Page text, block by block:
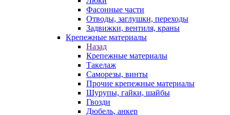
Фасонные части
Отводы, заглушки, переходы
Задвижки, вентиля, краны
Крепежные материалы
Назад
Крепежные материалы
Такелаж
Саморезы, винты
Прочие крепежные материалы
Шурупы, гайки, шайбы
Гвозди
Дюбель, анкер